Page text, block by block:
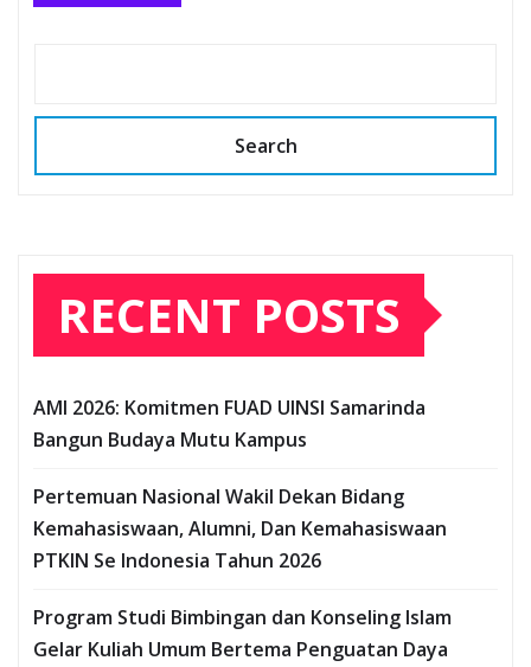
Search
RECENT POSTS
AMI 2026: Komitmen FUAD UINSI Samarinda
Bangun Budaya Mutu Kampus
Pertemuan Nasional Wakil Dekan Bidang
Kemahasiswaan, Alumni, Dan Kemahasiswaan
PTKIN Se Indonesia Tahun 2026
Program Studi Bimbingan dan Konseling Islam
Gelar Kuliah Umum Bertema Penguatan Daya